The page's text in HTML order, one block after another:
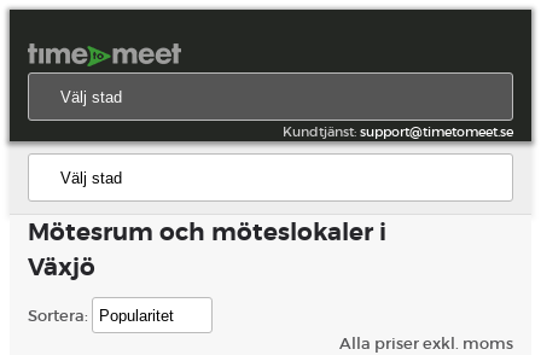
Kundtjänst: support@timetomeet.se
Mötesrum och möteslokaler i
Växjö
Sortera:
Alla priser exkl. moms